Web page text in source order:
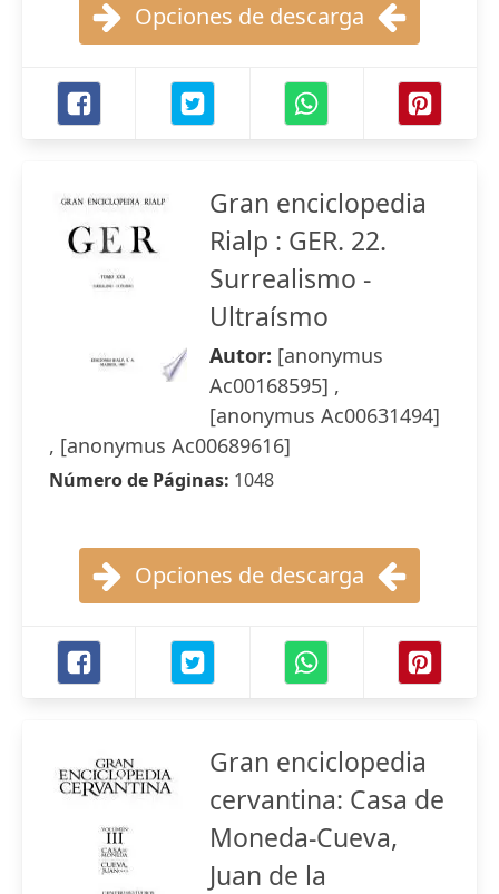
Opciones de descarga
Gran enciclopedia
Rialp : GER. 22.
Surrealismo -
Ultraísmo
Autor: [anonymus
Ac00168595] ,
[anonymus Ac00631494]
, [anonymus Ac00689616]
Número de Páginas: 1048
Opciones de descarga
Gran enciclopedia
cervantina: Casa de
Moneda-Cueva,
Juan de la